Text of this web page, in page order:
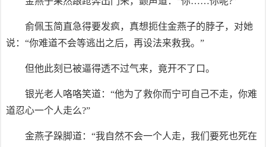
俞佩玉简直急得要发疯，真想扼住金燕子的脖子，对她
说：“你难道不会等逃出之后，再设法来救我。”
但他此刻已被逼得透不过气来，竟开不了口。
银光老人咯咯笑道：“他为了救你而宁可自己不走，你难
道忍心一个人走么?”
金燕子跺脚道：“我自然不会一个人走，我们要死也死在